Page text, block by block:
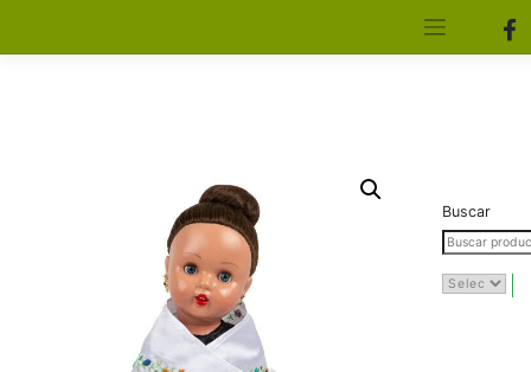
Buscar